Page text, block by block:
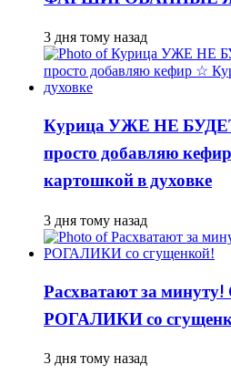
3 дня тому назад
Курица УЖЕ НЕ
просто добавляю
картошкой в духовке
3 дня тому назад
Расхватают за минуту!
РОГАЛИКИ со
3 дня тому назад